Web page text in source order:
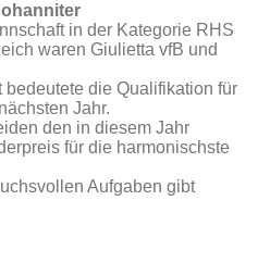
in der Kategorie RHS
waren Giulietta vfB und
bedeutete die Qualifikation für
Jahr.
den in diesem Jahr
für die harmonischste
Aufgaben gibt